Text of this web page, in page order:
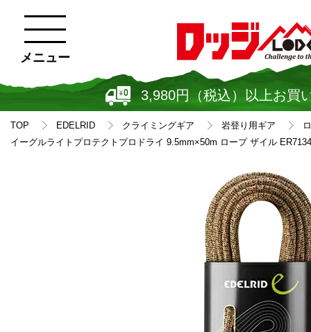
3,980円（税込）以上お買
メニュー
TOP EDELRID クライミングギア 岩登り用ギア
イーグルライトプロテクトプロドライ 9.5mm×50m ロープ ザイル